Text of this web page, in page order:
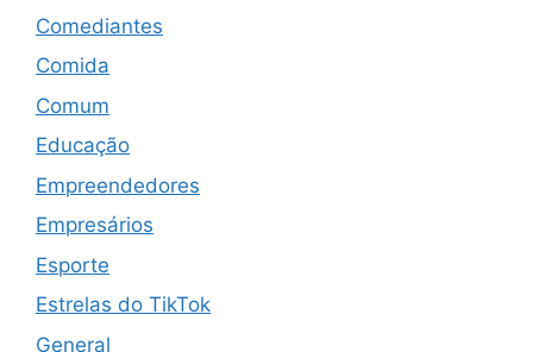
Comediantes
Comida
Comum
Educação
Empreendedores
Empresários
Esporte
Estrelas do TikTok
General